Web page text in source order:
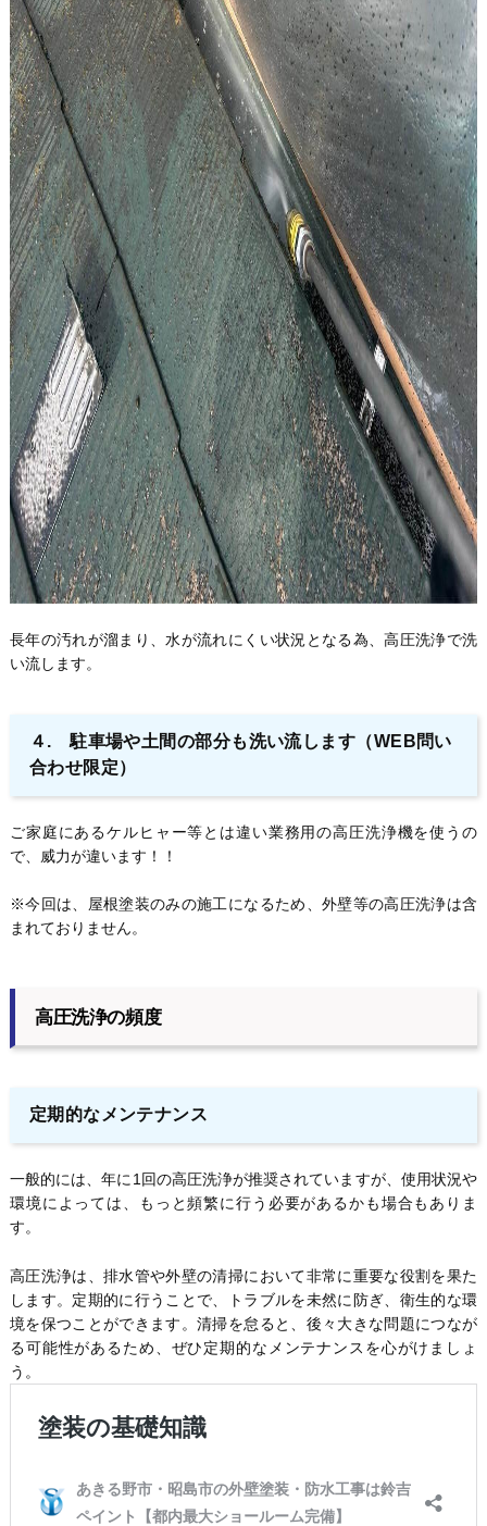
長年の汚れが溜まり、水が流れにくい状況となる為、高圧洗浄で洗
い流します。
４. 駐車場や土間の部分も洗い流します （WEB問い
合わせ限定）
ご家庭にあるケルヒャー等とは違い業務用の高圧洗浄機を使うの
で、威力が違います！！
※今回は、屋根塗装のみの施工になるため、外壁等の高圧洗浄は含
まれておりません。
高圧洗浄の頻度
定期的なメンテナンス
一般的には、年に1回の高圧洗浄が推奨されていますが、使用状況や
環境によっては、もっと頻繁に行う必要があるかも場合もありま
す。
高圧洗浄は、排水管や外壁の清掃において非常に重要な役割を果た
します。定期的に行うことで、トラブルを未然に防ぎ、衛生的な環
境を保つことができます。清掃を怠ると、後々大きな問題につなが
る可能性があるため、ぜひ定期的なメンテナンスを心がけましょ
う。